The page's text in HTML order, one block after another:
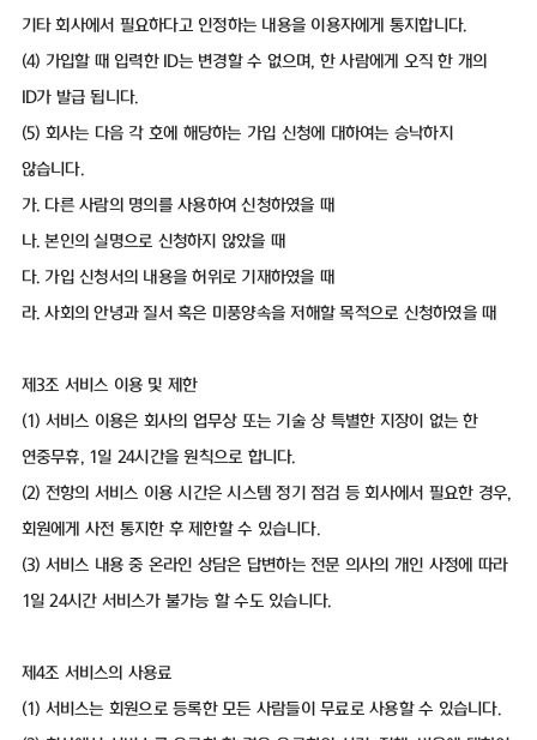
기타 회사에서 필요하다고 인정하는 내용을 이용자에게 통지합니다.
(4) 가입할 때 입력한 ID는 변경할 수 없으며, 한 사람에게 오직 한 개의
ID가 발급 됩니다.
(5) 회사는 다음 각 호에 해당하는 가입 신청에 대하여는 승낙하지
않습니다.
가. 다른 사람의 명의를 사용하여 신청하였을 때
나. 본인의 실명으로 신청하지 않았을 때
다. 가입 신청서의 내용을 허위로 기재하였을 때
라. 사회의 안녕과 질서 혹은 미풍양속을 저해할 목적으로 신청하였을 때
제3조 서비스 이용 및 제한
(1) 서비스 이용은 회사의 업무상 또는 기술 상 특별한 지장이 없는 한
연중무휴, 1일 24시간을 원칙으로 합니다.
(2) 전항의 서비스 이용 시간은 시스템 정기 점검 등 회사에서 필요한 경우,
회원에게 사전 통지한 후 제한할 수 있습니다.
(3) 서비스 내용 중 온라인 상담은 답변하는 전문 의사의 개인 사정에 따라
1일 24시간 서비스가 불가능 할 수도 있습니다.
제4조 서비스의 사용료
(1) 서비스는 회원으로 등록한 모든 사람들이 무료로 사용할 수 있습니다.